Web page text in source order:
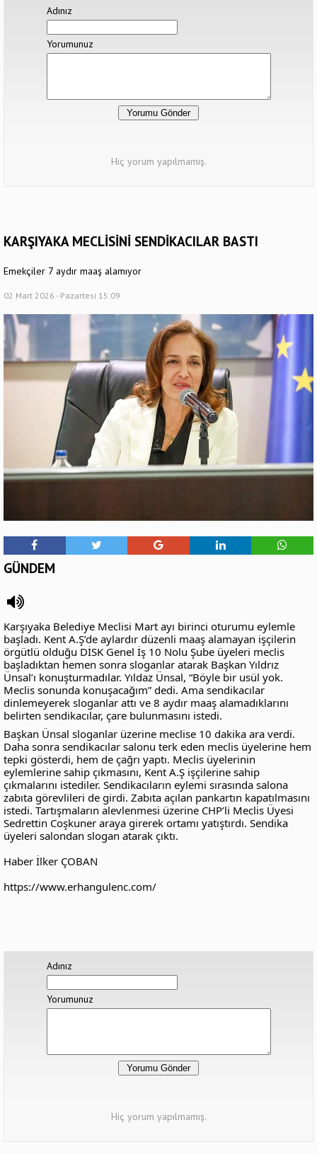
Adınız
Yorumunuz
Hiç yorum yapılmamış.
KARŞIYAKA MECLİSİNİ SENDİKACILAR BASTI
Emekçiler 7 aydır maaş alamıyor
02 Mart 2026 - Pazartesi 15:09
GÜNDEM
Karşıyaka Belediye Meclisi Mart ayı birinci oturumu eylemle
başladı. Kent A.Ş’de aylardır düzenli maaş alamayan işçilerin
örgütlü olduğu DİSK Genel İş 10 Nolu Şube üyeleri meclis
başladıktan hemen sonra sloganlar atarak Başkan Yıldrız
Ünsal’ı konuşturmadılar. Yıldaz Ünsal, “Böyle bir usül yok.
Meclis sonunda konuşacağım” dedi. Ama sendikacılar
dinlemeyerek sloganlar attı ve 8 aydır maaş alamadıklarını
belirten sendikacılar, çare bulunmasını istedi.
Başkan Ünsal sloganlar üzerine meclise 10 dakika ara verdi.
Daha sonra sendikacılar salonu terk eden meclis üyelerine hem
tepki gösterdi, hem de çağrı yaptı. Meclis üyelerinin
eylemlerine sahip çıkmasını, Kent A.Ş işçilerine sahip
çıkmalarını istediler. Sendikacıların eylemi sırasında salona
zabıta görevlileri de girdi. Zabıta açılan pankartın kapatılmasını
istedi. Tartışmaların alevlenmesi üzerine CHP’li Meclis Üyesi
Sedrettin Coşkuner araya girerek ortamı yatıştırdı. Sendika
üyeleri salondan slogan atarak çıktı.
Haber İlker ÇOBAN
https://www.erhangulenc.com/
Adınız
Yorumunuz
Hiç yorum yapılmamış.